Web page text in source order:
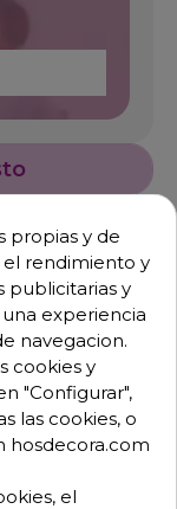
propias y de
el rendimiento y
publicitarias y
experiencia
navegacion.
cookies y
"Configurar",
las cookies, o
hosdecora.com
el